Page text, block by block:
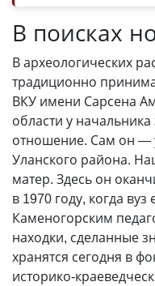
В поисках
В археологических
традиционно
ВКУ имени Сарсена
области у
отношение. Сам он —
Уланского района.
матер. Здесь он
в 1970 году, когда
Каменогорским
находки, сделанные
хранятся сегодня в
историко-